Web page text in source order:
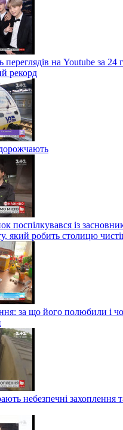
переглядів на Youtube за 24
рекорд
поспілкувався із
який робить столицю
за що його полюбили і
небезпечні захоплення